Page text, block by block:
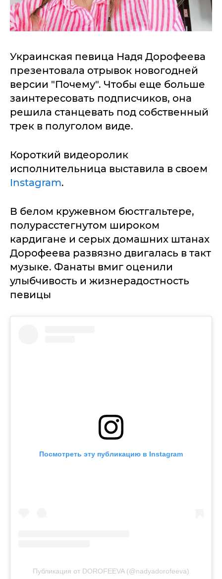
Украинская певица Надя Дорофеева
презентовала отрывок новогодней
версии "Почему". Чтобы еще больше
заинтересовать подписчиков, она
решила станцевать под собственный
трек в полуголом виде.
Короткий видеоролик
исполнительница выставила в своем
Instagram.
В белом кружевном бюстгальтере,
полурасстегнутом широком
кардигане и серых домашних штанах
Дорофеева развязно двигалась в такт
музыке. Фанаты вмиг оценили
улыбчивость и жизнерадостность
певицы
Посмотреть эту публикацию в Instagram
Публикация от DOROFEEVA (@nadyadorofeeva)